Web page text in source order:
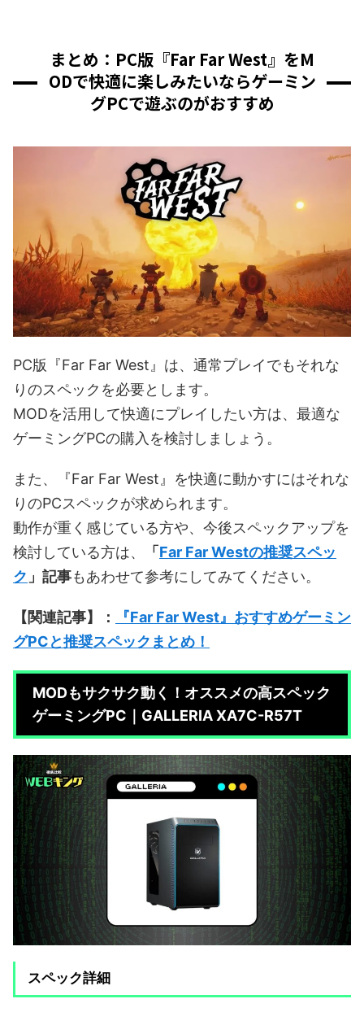
まとめ：PC版『Far Far West』をM
ODで快適に楽しみたいならゲーミン
グPCで遊ぶのがおすすめ
PC版『Far Far West』は、通常プレイでもそれな
りのスペックを必要とします。
MODを活用して快適にプレイしたい方は、最適な
ゲーミングPCの購入を検討しましょう。
また、『Far Far West』を快適に動かすにはそれな
りのPCスペックが求められます。
動作が重く感じている方や、今後スペックアップを
検討している方は、
「 Far Far Westの推奨スペッ
ク 」記事もあわせて参考にしてみてください。
【関連記事】：
『Far Far West』おすすめゲーミン
グPCと推奨スペックまとめ！
MODもサクサク動く！オススメの高スペック
ゲーミングPC｜GALLERIA XA7C-R57T
スペック詳細